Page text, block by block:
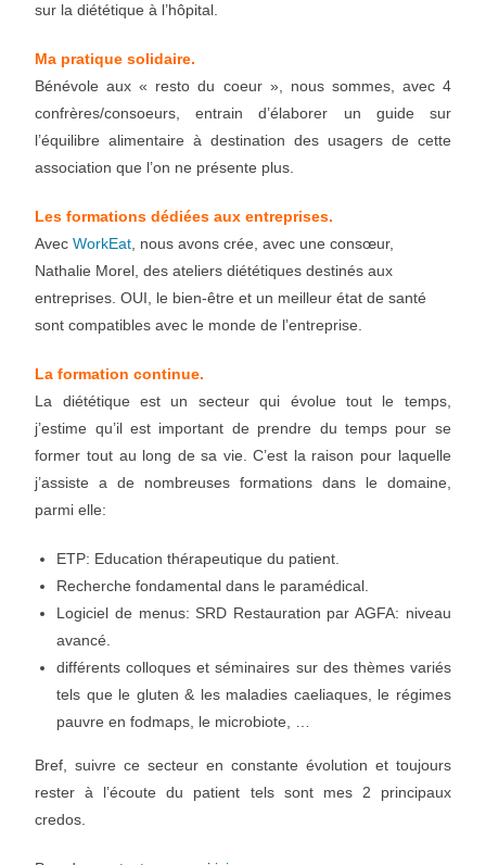
sur la diététique à l’hôpital.
Ma pratique solidaire.
Bénévole aux « resto du coeur », nous sommes, avec 4
confrères/consoeurs, entrain d’élaborer un guide sur
l’équilibre alimentaire à destination des usagers de cette
association que l’on ne présente plus.
Les formations dédiées aux entreprises.
AvecWorkEat , nous avons crée, avec une consœur,
Nathalie Morel, des ateliers diététiques destinés aux
entreprises. OUI, le bien-être et un meilleur état de santé
sont compatibles avec le monde de l’entreprise.
La formation continue.
La diététique est un secteur qui évolue tout le temps,
j’estime qu’il est important de prendre du temps pour se
former tout au long de sa vie. C’est la raison pour laquelle
j’assiste a de nombreuses formations dans le domaine,
parmi elle:
ETP: Education thérapeutique du patient.
Recherche fondamental dans le paramédical.
Logiciel de menus: SRD Restauration par AGFA: niveau
avancé.
différents colloques et séminaires sur des thèmes variés
tels que le gluten & les maladies caeliaques, le régimes
pauvre en fodmaps, le microbiote, …
Bref, suivre ce secteur en constante évolution et toujours
rester à l’écoute du patient tels sont mes 2 principaux
credos.